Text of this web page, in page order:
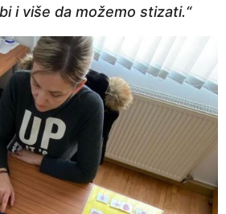
i više da možemo stizati.“